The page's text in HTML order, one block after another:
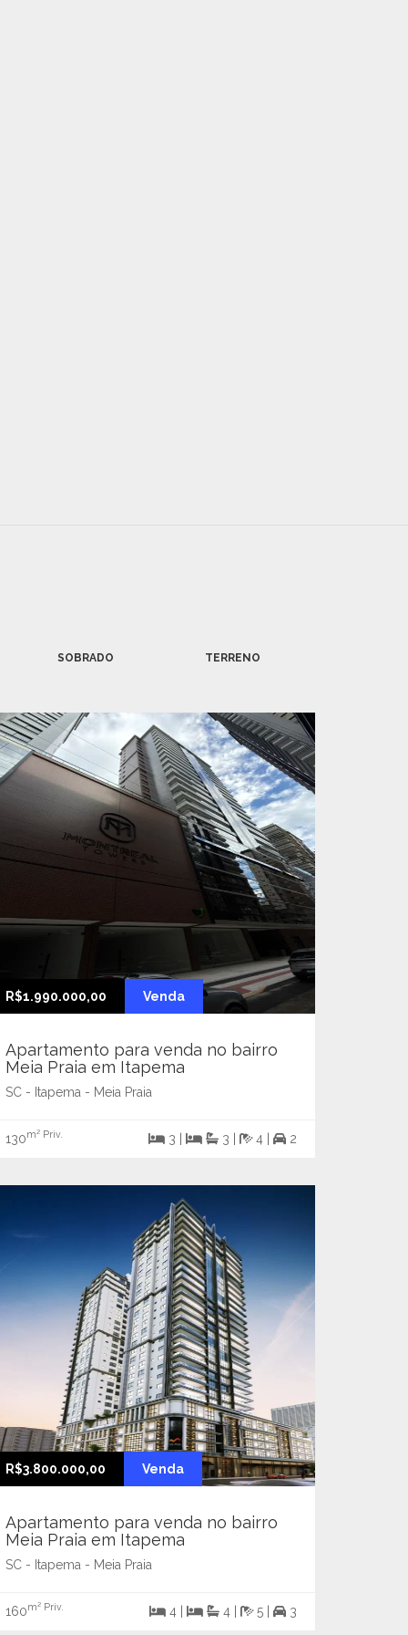
SOBRADO TERRENO
R$1.990.000,00 Venda
Apartamento para venda no bairro
Meia Praia em Itapema
SC - Itapema - Meia Praia
130m² Priv. 3 | 3 | 4 | 2
R$3.800.000,00 Venda
Apartamento para venda no bairro
Meia Praia em Itapema
SC - Itapema - Meia Praia
160m² Priv. 4 | 4 | 5 | 3